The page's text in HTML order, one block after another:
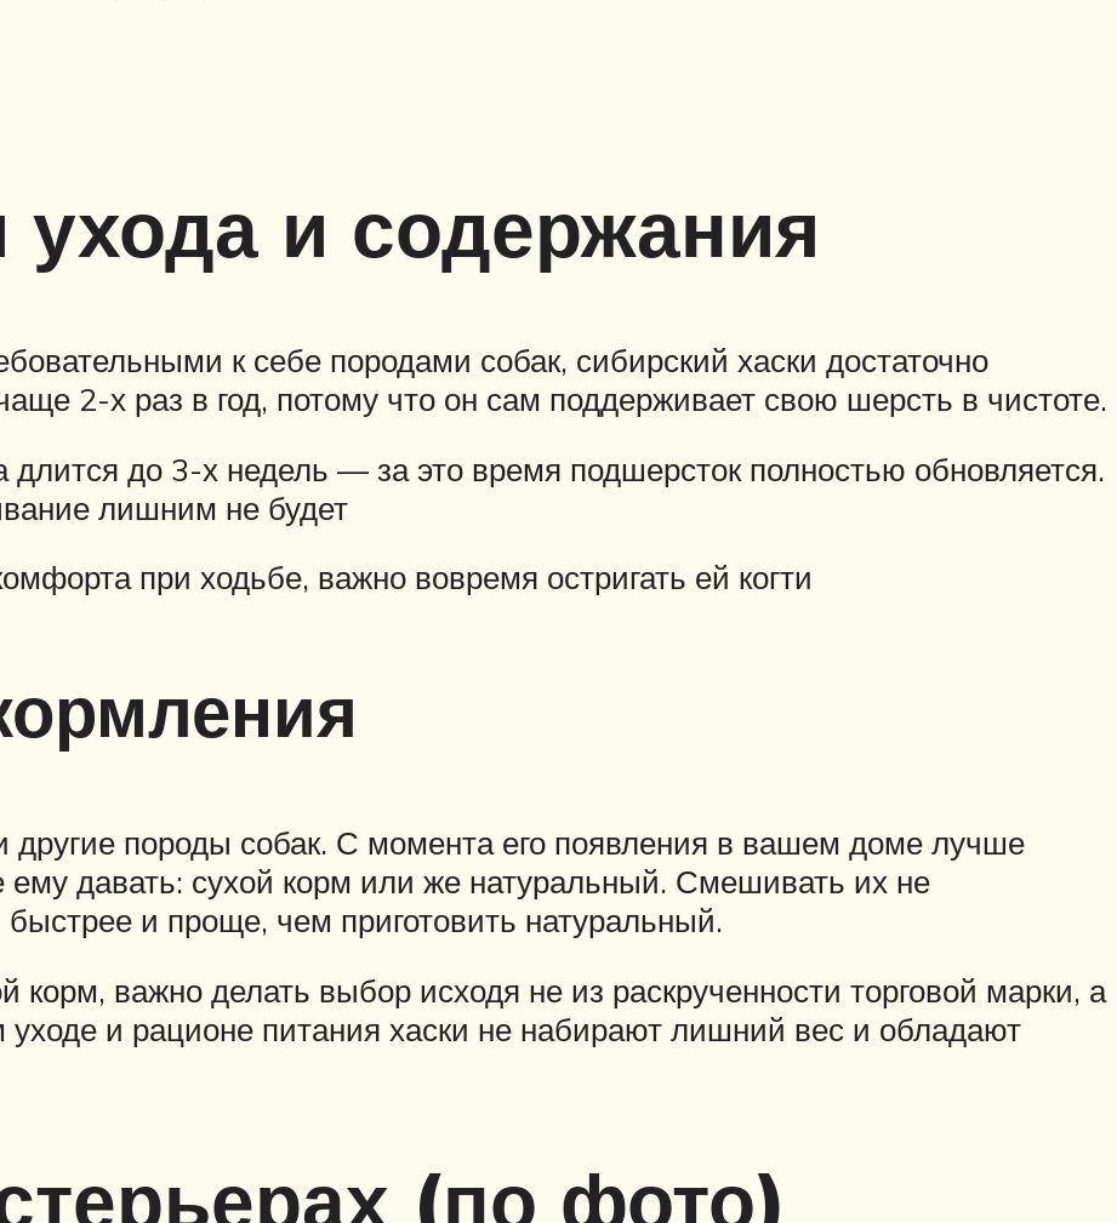
и содержания
к себе породами собак, сибирский хаски достаточно
2-х раз в год, потому что он сам поддерживает свою шерсть в чистоте.
длится до 3-х недель — за это время подшерсток полностью обновляется.
лишним не будет
при ходьбе, важно вовремя остригать ей когти
другие породы собак. С момента его появления в вашем доме лучше
ему давать: сухой корм или же натуральный. Смешивать их не
и проще, чем приготовить натуральный.
корм, важно делать выбор исходя не из раскрученности торговой марки, а
и рационе питания хаски не набирают лишний вес и обладают
(по фото)